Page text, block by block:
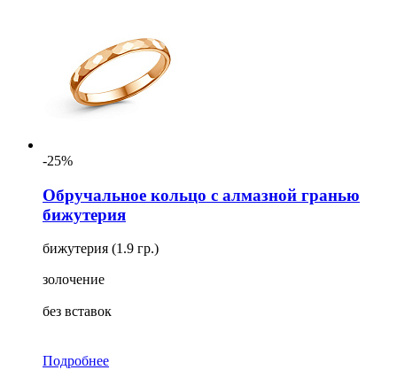
Размер
-25%
Обручальное кольцо с алмазной гранью
бижутерия
бижутерия (1.9 гр.)
золочение
без вставок
Подробнее